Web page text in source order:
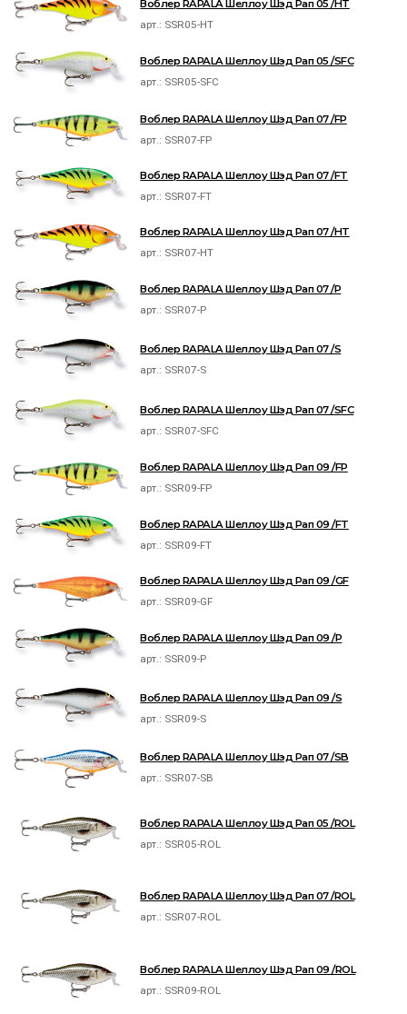
Воблер RAPALA Шеллоу Шэд Рап 05 /HT
арт.: SSR05-HT
Воблер RAPALA Шеллоу Шэд Рап 05 /SFC
арт.: SSR05-SFC
Воблер RAPALA Шеллоу Шэд Рап 07 /FP
арт.: SSR07-FP
Воблер RAPALA Шеллоу Шэд Рап 07 /FT
арт.: SSR07-FT
Воблер RAPALA Шеллоу Шэд Рап 07 /HT
арт.: SSR07-HT
Воблер RAPALA Шеллоу Шэд Рап 07 /P
арт.: SSR07-P
Воблер RAPALA Шеллоу Шэд Рап 07 /S
арт.: SSR07-S
Воблер RAPALA Шеллоу Шэд Рап 07 /SFC
арт.: SSR07-SFC
Воблер RAPALA Шеллоу Шэд Рап 09 /FP
арт.: SSR09-FP
Воблер RAPALA Шеллоу Шэд Рап 09 /FT
арт.: SSR09-FT
Воблер RAPALA Шеллоу Шэд Рап 09 /GF
арт.: SSR09-GF
Воблер RAPALA Шеллоу Шэд Рап 09 /P
арт.: SSR09-P
Воблер RAPALA Шеллоу Шэд Рап 09 /S
арт.: SSR09-S
Воблер RAPALA Шеллоу Шэд Рап 07 /SB
арт.: SSR07-SB
Воблер RAPALA Шеллоу Шэд Рап 05 /ROL
арт.: SSR05-ROL
Воблер RAPALA Шеллоу Шэд Рап 07 /ROL
арт.: SSR07-ROL
Воблер RAPALA Шеллоу Шэд Рап 09 /ROL
арт.: SSR09-ROL